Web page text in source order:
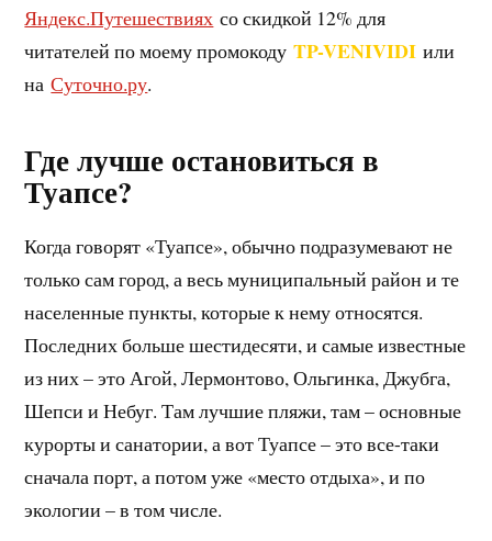
Яндекс.Путешествиях со скидкой 12% для
читателей по моему промокодуTP-VENIVIDI или
наСуточно.ру.
Где лучше остановиться в
Туапсе?
Когда говорят «Туапсе», обычно подразумевают не
только сам город, а весь муниципальный район и те
населенные пункты, которые к нему относятся.
Последних больше шестидесяти, и самые известные
из них – это Агой, Лермонтово, Ольгинка, Джубга,
Шепси и Небуг. Там лучшие пляжи, там – основные
курорты и санатории, а вот Туапсе – это все-таки
сначала порт, а потом уже «место отдыха», и по
экологии – в том числе.